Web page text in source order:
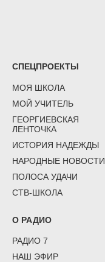
СПЕЦПРОЕКТЫ
МОЯ ШКОЛА
МОЙ УЧИТЕЛЬ
ГЕОРГИЕВСКАЯ
ЛЕНТОЧКА
ИСТОРИЯ НАДЕЖДЫ
НАРОДНЫЕ НОВОСТИ
ПОЛОСА УДАЧИ
СТВ-ШКОЛА
О РАДИО
РАДИО 7
НАШ ЭФИР